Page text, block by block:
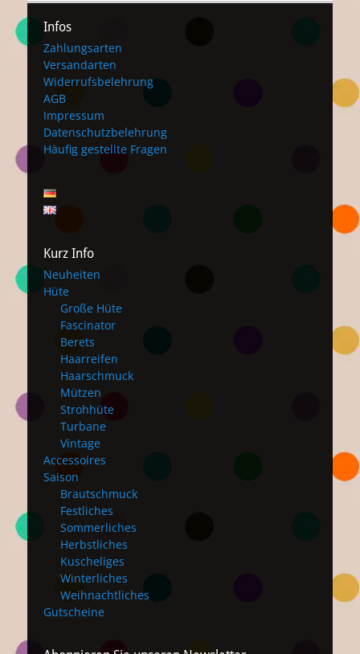
Infos
Zahlungsarten
Versandarten
Widerrufsbelehrung
AGB
Impressum
Datenschutzbelehrung
Häufig gestellte Fragen
Kurz Info
Neuheiten
Hüte
Große Hüte
Fascinator
Berets
Haarreifen
Haarschmuck
Mützen
Strohhüte
Turbane
Vintage
Accessoires
Saison
Brautschmuck
Festliches
Sommerliches
Herbstliches
Kuscheliges
Winterliches
Weihnachtliches
Gutscheine